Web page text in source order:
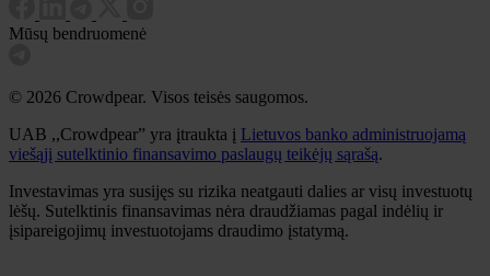
Mūsų bendruomenė
© 2026 Crowdpear. Visos teisės saugomos.
UAB ,,Crowdpear” yra įtraukta į Lietuvos banko administruojamą
viešąjį sutelktinio finansavimo paslaugų teikėjų sąrašą.
Investavimas yra susijęs su rizika neatgauti dalies ar visų investuotų
lėšų. Sutelktinis finansavimas nėra draudžiamas pagal indėlių ir
įsipareigojimų investuotojams draudimo įstatymą.